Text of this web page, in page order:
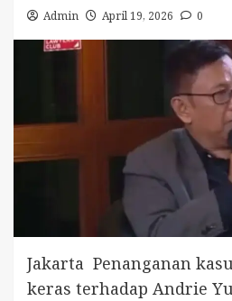
Admin April 19, 2026 0
Jakarta  Penanganan
keras terhadap Andrie